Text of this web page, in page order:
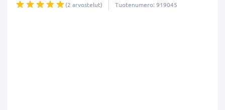
(2 arvostelut) Tuotenumero: 919045